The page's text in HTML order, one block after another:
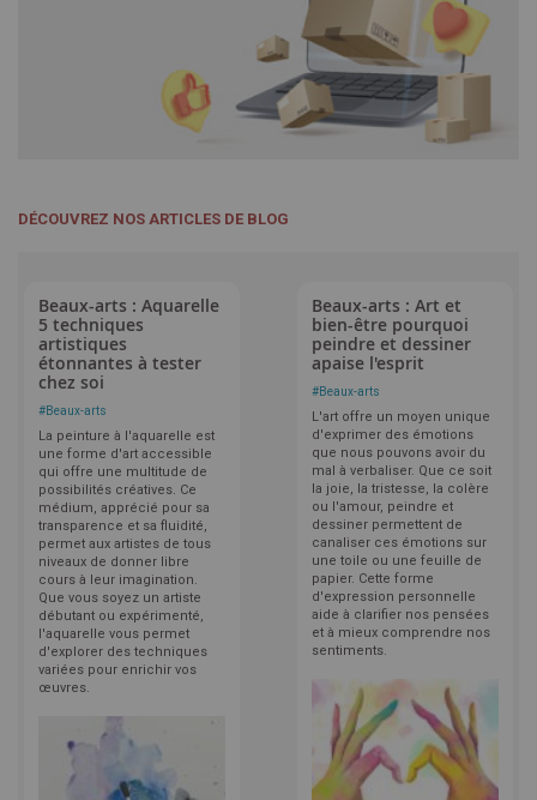
DÉCOUVREZ NOS ARTICLES DE BLOG
Beaux-arts : Aquarelle
5 techniques
artistiques
étonnantes à tester
chez soi
#Beaux-arts
La peinture à l'aquarelle est
une forme d'art accessible
qui offre une multitude de
possibilités créatives. Ce
médium, apprécié pour sa
transparence et sa fluidité,
permet aux artistes de tous
niveaux de donner libre
cours à leur imagination.
Que vous soyez un artiste
débutant ou expérimenté,
l'aquarelle vous permet
d'explorer des techniques
variées pour enrichir vos
œuvres.
Beaux-arts : Art et
bien-être pourquoi
peindre et dessiner
apaise l'esprit
#Beaux-arts
L'art offre un moyen unique
d'exprimer des émotions
que nous pouvons avoir du
mal à verbaliser. Que ce soit
la joie, la tristesse, la colère
ou l'amour, peindre et
dessiner permettent de
canaliser ces émotions sur
une toile ou une feuille de
papier. Cette forme
d'expression personnelle
aide à clarifier nos pensées
et à mieux comprendre nos
sentiments.